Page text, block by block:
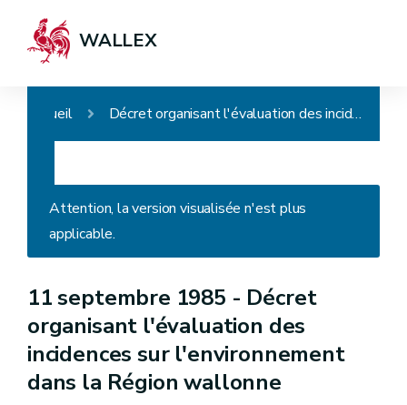
WALLEX
Accueil Décret organisant l'évaluation des incidences sur l'environnement dans la Région wallonne
Attention, la version visualisée n'est plus
applicable.
11 septembre 1985 - Décret
organisant l'évaluation des
incidences sur l'environnement
dans la Région wallonne